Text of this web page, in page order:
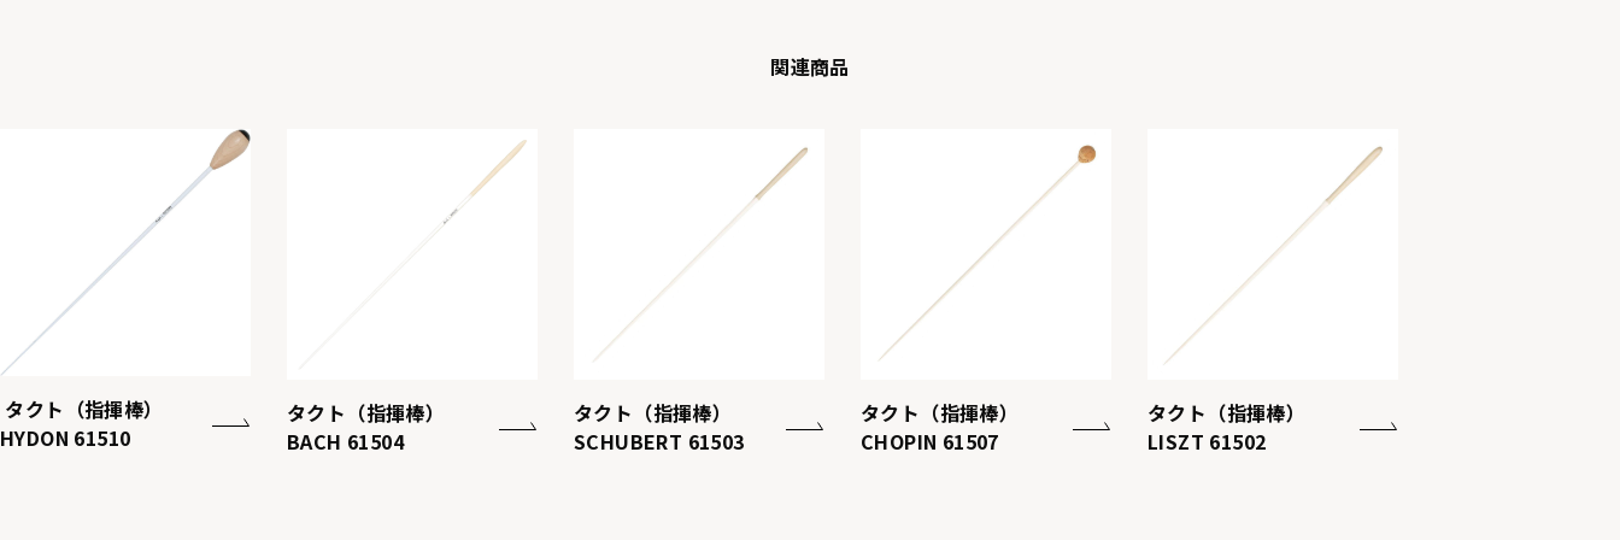
関連商品
タクト（指揮棒）
HYDON 61510
タクト（指揮棒）
BACH 61504
タクト（指揮棒）
SCHUBERT 61503
タクト（指揮棒）
CHOPIN 61507
タクト（指揮棒）
LISZT 61502